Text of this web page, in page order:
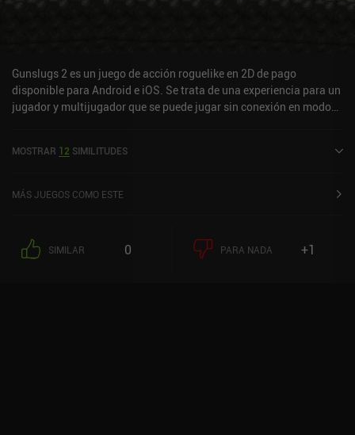
elenco de personajes únicos que sólo se ve lastrado por un diseño
de niveles poco interesante.
Gunslugs 2 es un juego de acción roguelike en 2D de pago
disponible para Android e iOS. Se trata de una experiencia para un
jugador y multijugador que se puede jugar sin conexión en modo
en la App Store de iOS.
MOSTRAR 12 SIMILITUDES
MÁS JUEGOS COMO ESTE
SIMILAR 0 PARA NADA +1